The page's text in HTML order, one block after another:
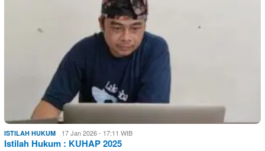
ISTILAH HUKUM 17 Jan 2026 - 17:11 WIB
Istilah Hukum : KUHAP 2025